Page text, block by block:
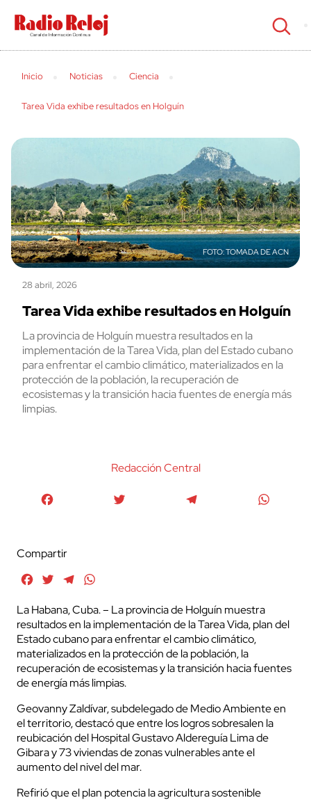
cerrar
Inicio Noticias Ciencia
Tarea Vida exhibe resultados en Holguín
TOMADA DE ACN
28 abril, 2026
Tarea Vida exhibe resultados en Holguín
La provincia de Holguín muestra resultados en la
implementación de la Tarea Vida, plan del Estado cubano
para enfrentar el cambio climático, materializados en la
protección de la población, la recuperación de
ecosistemas y la transición hacia fuentes de energía más
limpias.
Redacción Central
Compartir
FacebookTwitterTelegram
La Habana, Cuba. – La provincia de Holguín muestra
resultados en la implementación de la Tarea Vida, plan del
Estado cubano para enfrentar el cambio climático,
materializados en la protección de la población, la
recuperación de ecosistemas y la transición hacia fuentes
de energía más limpias.
Geovanny Zaldívar, subdelegado de Medio Ambiente en
el territorio, destacó que entre los logros sobresalen la
reubicación del Hospital Gustavo Aldereguía Lima de
Gibara y 73 viviendas de zonas vulnerables ante el
aumento del nivel del mar.
Refirió que el plan potencia la agricultura sostenible